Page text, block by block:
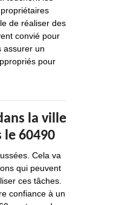
de réaliser des
convié pour
assurer un
pour
la ville
le 60490
Cela va
qui peuvent
ces tâches.
confiance à un